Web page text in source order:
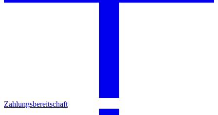
Zahlungsbereitschaft